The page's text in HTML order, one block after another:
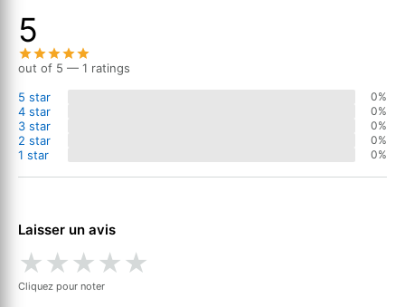
5
out of 5 — 1 ratings
5 star
0%
4 star 0%
3 star 0%
2 star 0%
1 star 0%
Laisser un avis
★★★★★
Cliquez pour noter